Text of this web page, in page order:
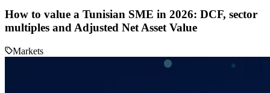
How to value a Tunisian SME in 2026: DCF, sector
multiples and Adjusted Net Asset Value
Markets